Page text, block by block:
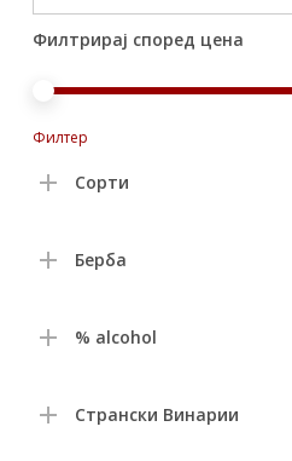
Филтрирај според цена
Филтер
Сорти
Берба
% alcohol
Странски Винарии